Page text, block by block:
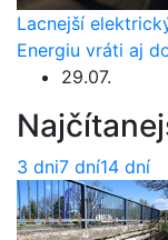
Lacnejší
Energiu vráti aj
29.07.
3 dni7 dní14 dní